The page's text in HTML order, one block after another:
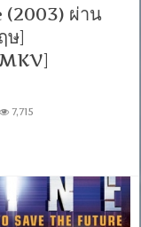
(2003) ผ่าน
ษ]
7,715